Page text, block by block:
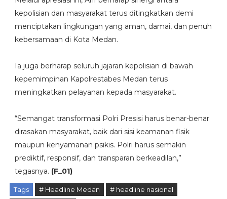
kepolisian dan masyarakat terus ditingkatkan demi
menciptakan lingkungan yang aman, damai, dan penuh
kebersamaan di Kota Medan.
‎Ia juga berharap seluruh jajaran kepolisian di bawah
kepemimpinan Kapolrestabes Medan terus
meningkatkan pelayanan kepada masyarakat.
‎“Semangat transformasi Polri Presisi harus benar-benar
dirasakan masyarakat, baik dari sisi keamanan fisik
maupun kenyamanan psikis. Polri harus semakin
prediktif, responsif, dan transparan berkeadilan,”
tegasnya. (F_01)
Tags # Headline Medan
# headline nasional